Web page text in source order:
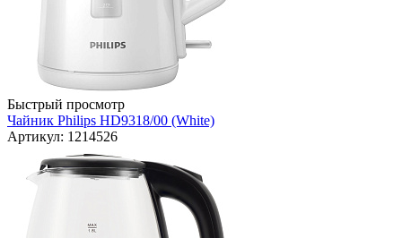
Быстрый просмотр
Чайник Philips HD9318/00 (White)
Артикул: 1214526